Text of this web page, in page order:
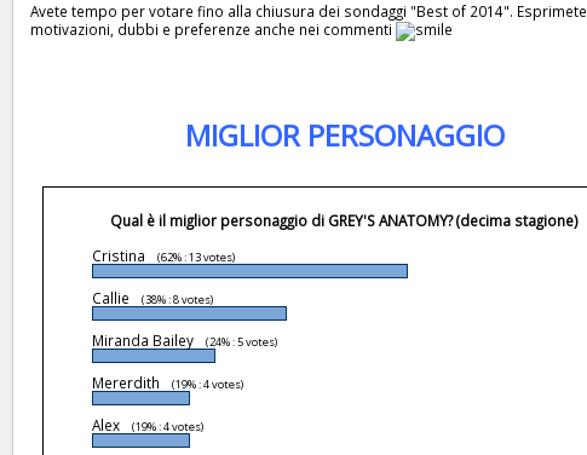
Avete tempo per votare fino alla chiusura dei sondaggi "Best of 2014". Esprimete
motivazioni, dubbi e preferenze anche nei commenti
MIGLIOR PERSONAGGIO
Qual è il miglior personaggio di GREY'S ANATOMY? (decima stagione)
Cristina
(62% : 13 votes)
Callie (38% : 8 votes)
Miranda Bailey (24% : 5 votes)
Mererdith (19% : 4 votes)
Alex (19% : 4 votes)